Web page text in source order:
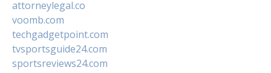
attorneylegal.co
voomb.com
techgadgetpoint.com
tvsportsguide24.com
sportsreviews24.com